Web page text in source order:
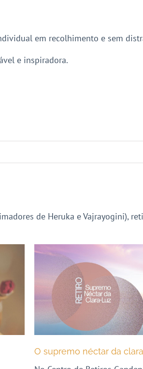
em recolhimento e sem
e inspiradora.
de Heruka e Vajrayogini),
O supremo néctar da